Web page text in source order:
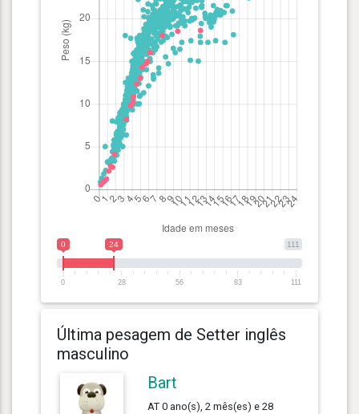
111
0 24
0 28 56 83 111
Última pesagem de Setter inglês
masculino
Bart
AT 0 ano(s), 2 mês(es) e 28